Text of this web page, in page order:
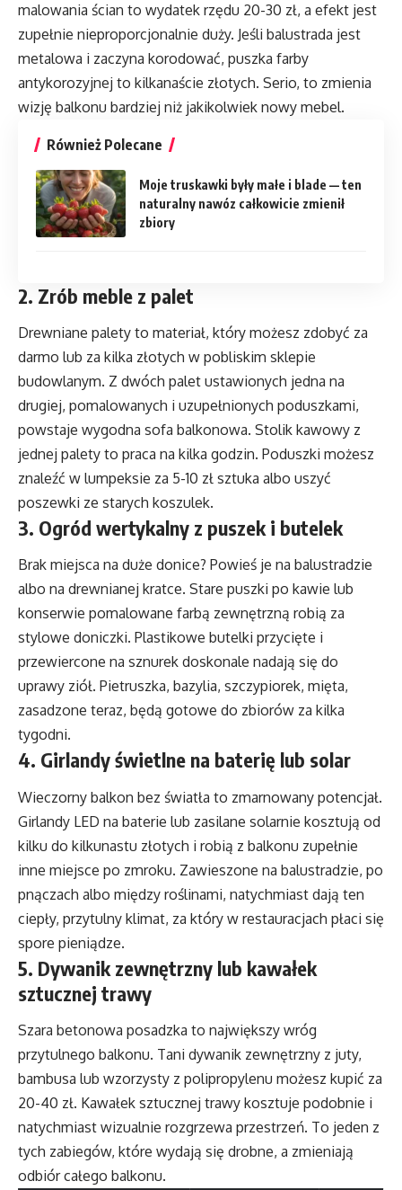
malowania ścian to wydatek rzędu 20-30 zł, a efekt jest
zupełnie nieproporcjonalnie duży. Jeśli balustrada jest
metalowa i zaczyna korodować, puszka farby
antykorozyjnej to kilkanaście złotych. Serio, to zmienia
wizję balkonu bardziej niż jakikolwiek nowy mebel.
Również Polecane
Moje truskawki były małe i blade — ten
naturalny nawóz całkowicie zmienił
zbiory
2. Zrób meble z palet
Drewniane palety to materiał, który możesz zdobyć za
darmo lub za kilka złotych w pobliskim sklepie
budowlanym. Z dwóch palet ustawionych jedna na
drugiej, pomalowanych i uzupełnionych poduszkami,
powstaje wygodna sofa balkonowa. Stolik kawowy z
jednej palety to praca na kilka godzin. Poduszki możesz
znaleźć w lumpeksie za 5-10 zł sztuka albo uszyć
poszewki ze starych koszulek.
3. Ogród wertykalny z puszek i butelek
Brak miejsca na duże donice? Powieś je na balustradzie
albo na drewnianej kratce. Stare puszki po kawie lub
konserwie pomalowane farbą zewnętrzną robią za
stylowe doniczki. Plastikowe butelki przycięte i
przewiercone na sznurek doskonale nadają się do
uprawy ziół. Pietruszka, bazylia, szczypiorek, mięta,
zasadzone teraz, będą gotowe do zbiorów za kilka
tygodni.
4. Girlandy świetlne na baterię lub solar
Wieczorny balkon bez światła to zmarnowany potencjał.
Girlandy LED na baterie lub zasilane solarnie kosztują od
kilku do kilkunastu złotych i robią z balkonu zupełnie
inne miejsce po zmroku. Zawieszone na balustradzie, po
pnączach albo między roślinami, natychmiast dają ten
ciepły, przytulny klimat, za który w restauracjach płaci się
spore pieniądze.
5. Dywanik zewnętrzny lub kawałek
sztucznej trawy
Szara betonowa posadzka to największy wróg
przytulnego balkonu. Tani dywanik zewnętrzny z juty,
bambusa lub wzorzysty z polipropylenu możesz kupić za
20-40 zł. Kawałek sztucznej trawy kosztuje podobnie i
natychmiast wizualnie rozgrzewa przestrzeń. To jeden z
tych zabiegów, które wydają się drobne, a zmieniają
odbiór całego balkonu.